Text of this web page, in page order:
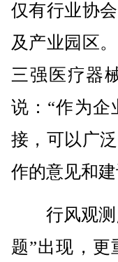
仅有行业协
及产业园区
三强医疗器
说：“作为企
接，可以广
作的意见和
行风观测
题”出现，